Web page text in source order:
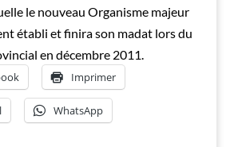
le nouveau Organisme majeur
établi et finira son madat lors du
en décembre 2011.
Imprimer
WhatsApp